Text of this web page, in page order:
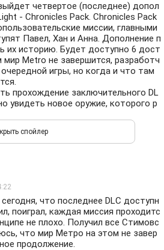
четвертое (последнее) допол
- Chronicles Pack. Chronicles Pack
миссии, главными
Павел, Хан и Анна. Дополнение п
их историю. Будет доступно 6 дост
Metro не завершится, разработч
игры, но когда и что там
прохождение заключительного DL
увидеть новое оружие, которого р
что последнее DLC доступн
поиграл, каждая миссия проходитс
не плохо. Получил все Стимовс
что мир Метро на этом не завер
продолжение.